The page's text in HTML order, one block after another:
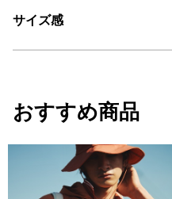
AIGLE for tomorrow
タンブル乾燥禁止。
脱水後、つり干し乾燥が
アイロン仕上げ処理がで
スチームなしでアイロン
・色：シャドウ (002)
サイズ感
XS
M 69
おすすめ商品